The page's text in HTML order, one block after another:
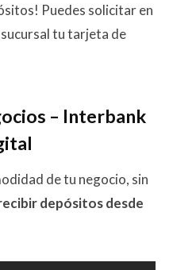
Puedes solicitar en
tu tarjeta de
– Interbank
de tu negocio, sin
depósitos desde